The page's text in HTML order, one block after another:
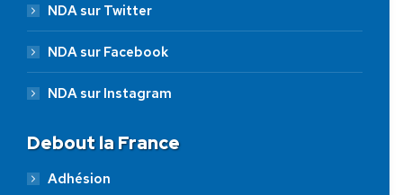
NDA sur Twitter
NDA sur Facebook
NDA sur Instagram
Debout la France
Adhésion